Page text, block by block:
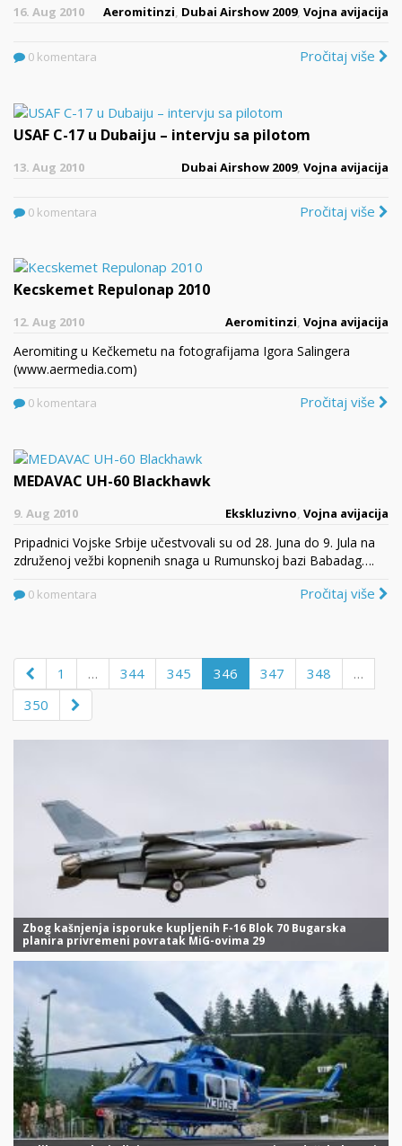
16. Aug 2010 Aeromitinzi, Dubai Airshow 2009, Vojna avijacija
0 komentara Pročitaj više
USAF C-17 u Dubaiju – intervju sa pilotom
13. Aug 2010 Dubai Airshow 2009, Vojna avijacija
0 komentara Pročitaj više
Kecskemet Repulonap 2010
12. Aug 2010 Aeromitinzi, Vojna avijacija
Aeromiting u Kečkemetu na fotografijama Igora Salingera
(www.aermedia.com)
0 komentara Pročitaj više
MEDAVAC UH-60 Blackhawk
9. Aug 2010 Ekskluzivno, Vojna avijacija
Pripadnici Vojske Srbije učestvovali su od 28. Juna do 9. Jula na
združenoj vežbi kopnenih snaga u Rumunskoj bazi Babadag….
0 komentara Pročitaj više
1 … 344 345 346 347 348
…
350
Zbog kašnjenja isporuke kupljenih F-16 Blok 70 Bugarska
planira privremeni povratak MiG-ovima 29